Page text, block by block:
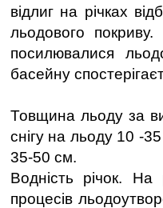
відлиг на річках
льодового
посилювалися
басейну
Товщина льоду за
снігу на льоду 10 -
35-50 см.
Водність річок.
процесів